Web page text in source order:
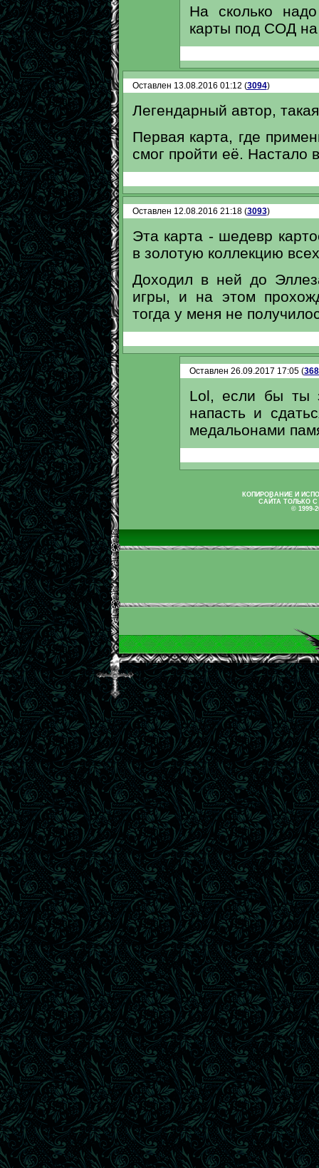
На сколько
карты под СОД
Оставлен 13.08.2016 01:12 (3094)
Легендарный автор,
Первая карта, где
смог пройти её. Настало
Оставлен 12.08.2016 21:18 (3093)
Эта карта - шедевр
в золотую коллекцию
Доходил в ней до
игры, и на этом
тогда у меня не
Оставлен 26.09.2017 17:05 (
Lol, если бы ты
напасть и
медальонами
КОПИРОВАНИЕ И
САЙТА ТОЛЬКО
© 1999-